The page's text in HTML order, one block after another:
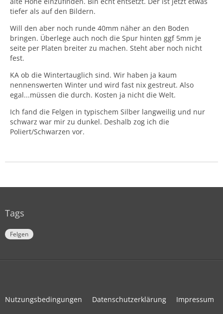
tiefer als auf den Bildern.
Will den aber noch runde 40mm näher an den Boden
bringen. Überlege auch noch die Spur hinten ggf 5mm je
seite per Platen breiter zu machen. Steht aber noch nicht
fest.
KA ob die Wintertauglich sind. Wir haben ja kaum
nennenswerten Winter und wird fast nix gestreut. Also
egal...müssen die durch. Kosten ja nicht die Welt.
Ich fand die Felgen in typischem Silber langweilig und nur
schwarz war mir zu dunkel. Deshalb zog ich die
Poliert/Schwarzen vor.
Tags
Felgen
Nutzungsbedingungen Datenschutzerklärung Impressum